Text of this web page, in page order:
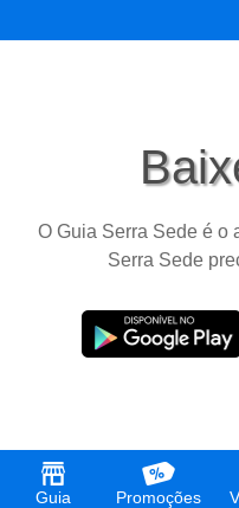
Guia Promoções
O Guia Serra Sede é o
Serra Sede